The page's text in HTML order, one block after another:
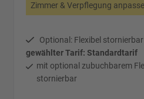
Zimmer & Verpflegung
Optional: Flexibel stornierbar
gewählter Tarif: Standardtarif
mit optional zubuchbarem
stornierbar